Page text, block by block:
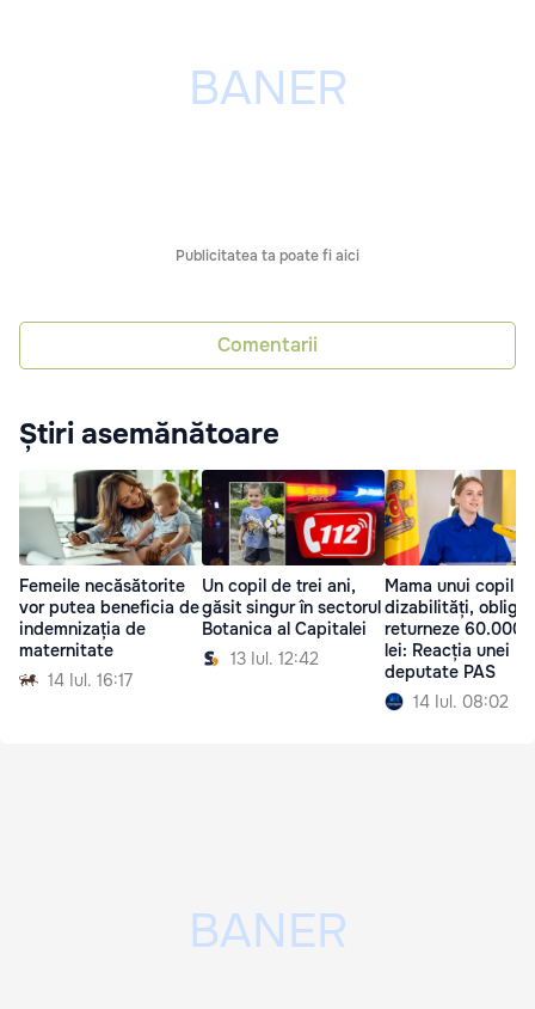
Publicitatea ta poate fi aici
Comentarii
Știri asemănătoare
Femeile necăsătorite
vor putea beneficia de
indemnizația de
maternitate
14 Iul. 16:17
Un copil de trei ani,
găsit singur în sectorul
Botanica al Capitalei
13 Iul. 12:42
Mama unui copil
dizabilități,
returneze 60.000
lei: Reacția unei
deputate PAS
14 Iul. 08:02